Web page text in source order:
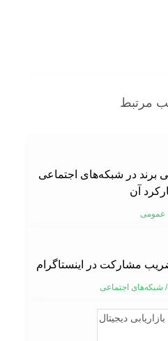
مرتبط
برند در شبکه‌های اجتماعی
آن
اجتماعی